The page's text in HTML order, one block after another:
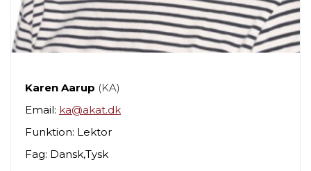
Karen Aarup (KA)
Email: ka@akat.dk
Funktion: Lektor
Fag: Dansk,Tysk